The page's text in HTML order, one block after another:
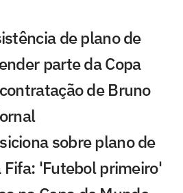
de plano de
parte da Copa
de Bruno
sobre plano de
Fifa: 'Futebol primeiro'